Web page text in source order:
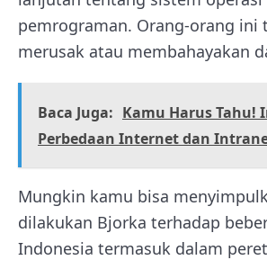
pemrograman. Orang-orang ini
merusak atau membahayakan
Baca Juga: Kamu Harus Tahu!
Perbedaan Internet dan
Mungkin kamu bisa
dilakukan Bjorka terhadap
Indonesia termasuk dalam